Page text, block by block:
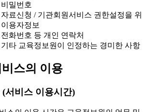
밀번호
료신청 / 기관회원서비스 권한설정을 위
용자정보
화번호 등 개인 연락처
타 교육정보원이 인정하는 경미한 사항
스의 이용
(서비스 이용시간)